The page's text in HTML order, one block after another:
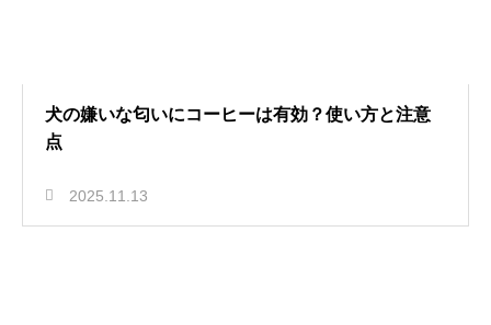
犬の嫌いな匂いにコーヒーは有効？使い方と注意
点
2025.11.13